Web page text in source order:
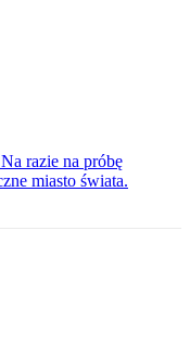
razie na próbę
miasto świata.